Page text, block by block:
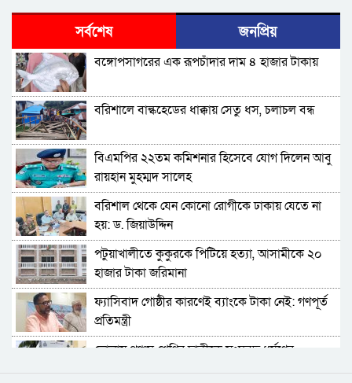
অভিযোগ, গ্রেপ্তার ৩
বরিশালে রাস্তার পাশ থেকে ৯ বস্তা সরকারি কম্বল
উদ্ধার
লোডশেডিংয়ে বিপর্যস্ত কুয়াকাটা, মুখ থুবড়ে পড়ছে
পর্যটন ব্যবসা
বরগুনায় মৃত ভেবে মিলাদ, ১৭ বছর পর বাড়ি ফিরলেন
আলমগীর
ববি শিক্ষককে সাময়িক বরখাস্ত
মহিপুরে ব্যবসায়ীকে হত্যাচেষ্টার মামলার প্রধান
আসামি গ্রেপ্তার
ঝালকাঠি নতুন কার্পেটিং সড়ক কেটে কালভার্ট নির্মাণ
কুয়াকাটায় জেলের জালে ধরা পড়লো দৃষ্টিনন্দন লাল
সর্বশেষ জনপ্রিয়
বঙ্গোপসাগরের এক রূপচাঁদার দাম ৪ হাজার টাকায়
বরিশালে বাল্কহেডের ধাক্কায় সেতু ধস, চলাচল বন্ধ
বিএমপির ২২তম কমিশনার হিসেবে যোগ দিলেন আবু
রায়হান মুহম্মদ সালেহ
বরিশাল থেকে যেন কোনো রোগীকে ঢাকায় যেতে না
হয়: ড. জিয়াউদ্দিন
পটুয়াখালীতে কুকুরকে পিটিয়ে হত্যা, আসামীকে ২০
হাজার টাকা জরিমানা
ফ্যাসিবাদ গোষ্ঠীর কারণেই ব্যাংকে টাকা নেই: গণপূর্ত
প্রতিমন্ত্রী
ভোলায় পঞ্চম শ্রেণির ছাত্রীকে সংঘবদ্ধ ধর্ষণের